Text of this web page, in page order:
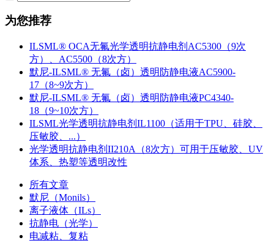
为您推荐
ILSML® OCA无氟光学透明抗静电剂AC5300（9次
方）、AC5500（8次方）
默尼-ILSML® 无氟（卤）透明防静电液AC5900-
17（8~9次方）
默尼-ILSML® 无氟（卤）透明防静电液PC4340-
18（9~10次方）
ILSML光学透明抗静电剂IL1100（适用于TPU、硅胶、
压敏胶、...）
光学透明抗静电剂II210A（8次方）可用于压敏胶、UV
体系、热塑等透明改性
所有文章
默尼（Monils）
离子液体（ILs）
抗静电（光学）
电减粘、复粘